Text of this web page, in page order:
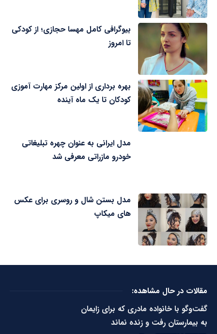
بیوگرافی کامل مهسا حجازی؛ از کودکی
تا امروز
بهره برداری از اولین مرکز مهارت آموزی
کودکان تا یک ماه آینده
مدل ایرانی به عنوان چهره تبلیغاتی
خودرو مازراتی معرفی شد
مدل بستن شال و روسری برای عکس
های میکاپ
مقالات در حال مشاهده:
گفت‌وگو با خانواده مادری که برای زایمان
به بیمارستان رفت و زنده نماند